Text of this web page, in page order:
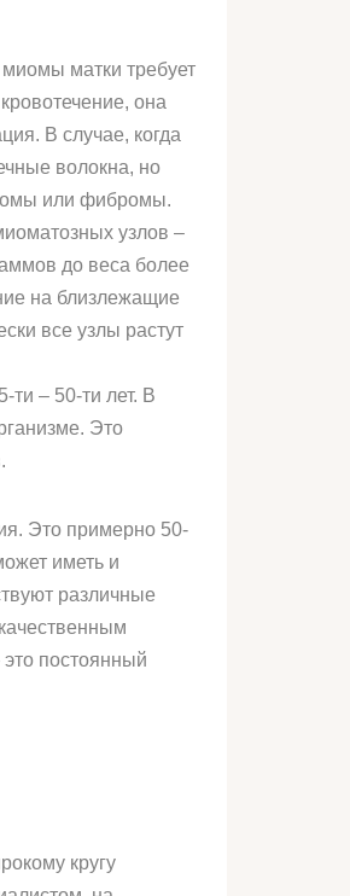
матки требует
она
В случае, когда
волокна, но
или фибромы.
узлов –
до веса более
на близлежащие
все узлы растут
– 50-ти лет. В
Это
Это примерно 50-
иметь и
различные
постоянный
кругу